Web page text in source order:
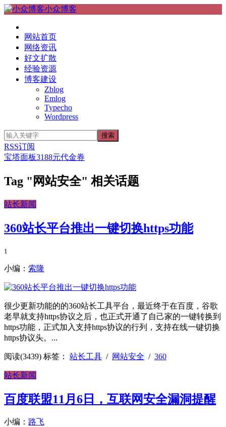
小众博客
网站首页
网络资讯
好文扩散
经验资源
博客建设
Zblog
Emlog
Typecho
Wordpress
RSS订阅
宝塔面板3188元代金券
Tag "网站安全" 相关话题
站长新闻
360站长平台推出一键切换https功能
1
小编： 索隆
很少更新功能的的360站长工具平台，最近终于在百度，谷歌
老早就支持https协议之后，也正式开通了自己家的一键转换到
https功能，正式加入支持https协议的行列，支持在线一键切换
https协议头。...
阅读(3439) 标签： 站长工具 / 网站安全 / 360
站长新闻
百度联盟11月6日，互联网安全漏洞提醒
小编： 路飞